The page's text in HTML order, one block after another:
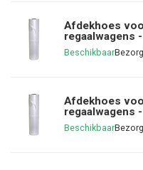
Afdekhoes
regaalwagens
Beschikbaar
Afdekhoes
regaalwagens
Beschikbaar